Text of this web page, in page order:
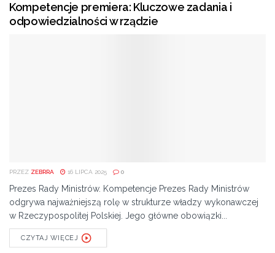
Kompetencje premiera: Kluczowe zadania i
odpowiedzialności w rządzie
PRZEZ ZEBRRA 16 LIPCA 2025 0
Prezes Rady Ministrów. Kompetencje Prezes Rady Ministrów
odgrywa najważniejszą rolę w strukturze władzy wykonawczej
w Rzeczypospolitej Polskiej. Jego główne obowiązki...
CZYTAJ WIĘCEJ